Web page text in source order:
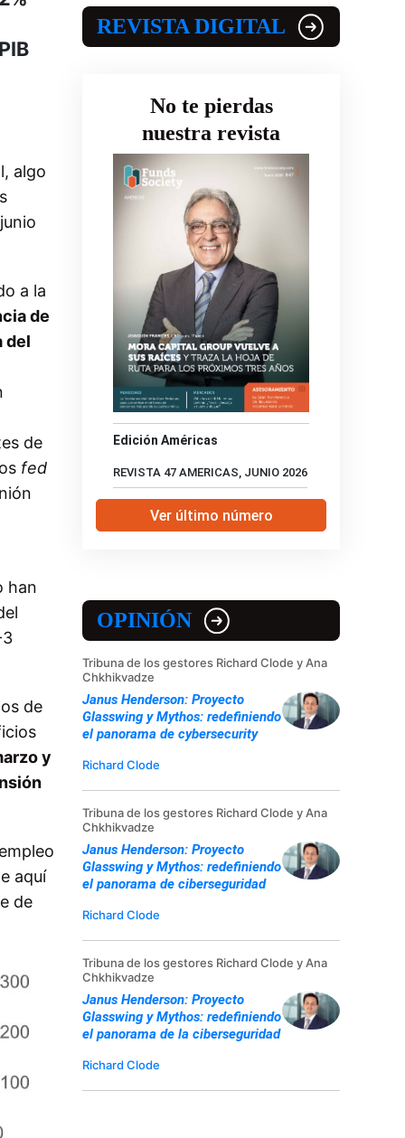
algo
a la
de
del
de
fed
han
de
y
aquí
de
REVISTA DIGITAL
No te pierdas
nuestra revista
Edición Américas
REVISTA 47 AMERICAS, JUNIO 2026
Ver último número
OPINIÓN
Tribuna de los gestores Richard Clode y Ana
Chkhikvadze
Janus Henderson: Proyecto
Glasswing y Mythos: redefiniendo
el panorama de cybersecurity
Richard Clode
Tribuna de los gestores Richard Clode y Ana
Chkhikvadze
Janus Henderson: Proyecto
Glasswing y Mythos: redefiniendo
el panorama de ciberseguridad
Richard Clode
Tribuna de los gestores Richard Clode y Ana
Chkhikvadze
Janus Henderson: Proyecto
Glasswing y Mythos: redefiniendo
el panorama de la ciberseguridad
Richard Clode